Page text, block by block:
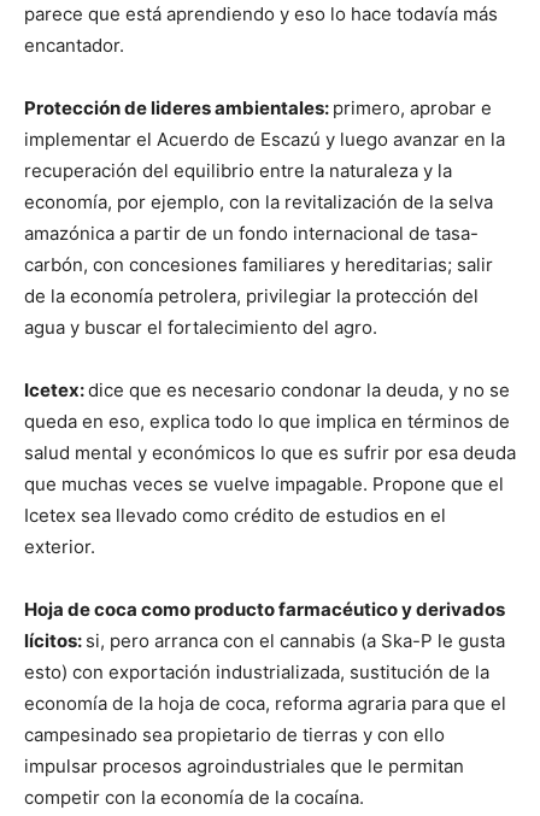
parece que está aprendiendo y eso lo hace todavía más
encantador.
Protección de lideres ambientales: primero, aprobar e
implementar el Acuerdo de Escazú y luego avanzar en la
recuperación del equilibrio entre la naturaleza y la
economía, por ejemplo, con la revitalización de la selva
amazónica a partir de un fondo internacional de tasa-
carbón, con concesiones familiares y hereditarias; salir
de la economía petrolera, privilegiar la protección del
agua y buscar el fortalecimiento del agro.
Icetex:dice que es necesario condonar la deuda, y no se
queda en eso, explica todo lo que implica en términos de
salud mental y económicos lo que es sufrir por esa deuda
que muchas veces se vuelve impagable. Propone que el
Icetex sea llevado como crédito de estudios en el
exterior.
Hoja de coca como producto farmacéutico y derivados
lícitos: si, pero arranca con el cannabis (a Ska-P le gusta
esto) con exportación industrializada, sustitución de la
economía de la hoja de coca, reforma agraria para que el
campesinado sea propietario de tierras y con ello
impulsar procesos agroindustriales que le permitan
competir con la economía de la cocaína.